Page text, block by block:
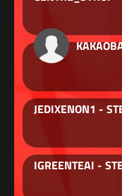
JEDIXENON1 -
IGREENTEAI -